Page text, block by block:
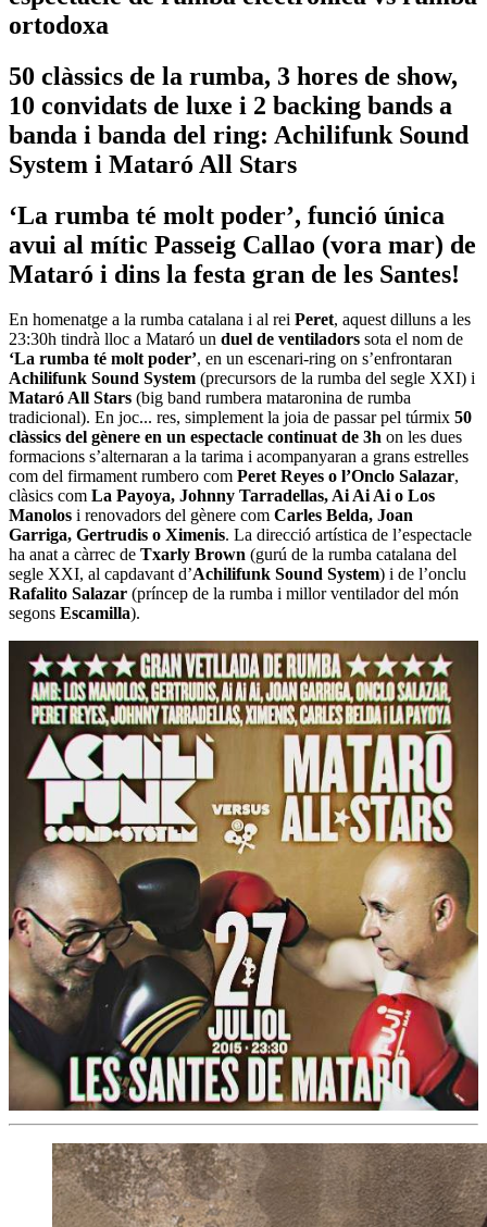
ortodoxa
50 clàssics de la rumba, 3 hores de show,
10 convidats de luxe i 2 backing bands a
banda i banda del ring: Achilifunk Sound
System i Mataró All Stars
‘La rumba té molt poder’, funció única
avui al mític Passeig Callao (vora mar) de
Mataró i dins la festa gran de les Santes!
En homenatge a la rumba catalana i al rei Peret, aquest dilluns a les
23:30h tindrà lloc a Mataró un duel de ventiladors sota el nom de
‘La rumba té molt poder’, en un escenari-ring on s’enfrontaran
Achilifunk Sound System (precursors de la rumba del segle XXI) i
Mataró All Stars (big band rumbera mataronina de rumba
tradicional). En joc... res, simplement la joia de passar pel túrmix 50
clàssics del gènere en un espectacle continuat de 3h on les dues
formacions s’alternaran a la tarima i acompanyaran a grans estrelles
com del firmament rumbero com Peret Reyes o l’Onclo Salazar,
clàsics com La Payoya, Johnny Tarradellas, Ai Ai Ai o Los
Manolos i renovadors del gènere com Carles Belda, Joan
Garriga, Gertrudis o Ximenis. La direcció artística de l’espectacle
ha anat a càrrec de Txarly Brown (gurú de la rumba catalana del
segle XXI, al capdavant d’Achilifunk Sound System) i de l’onclu
Rafalito Salazar (príncep de la rumba i millor ventilador del món
segons Escamilla).